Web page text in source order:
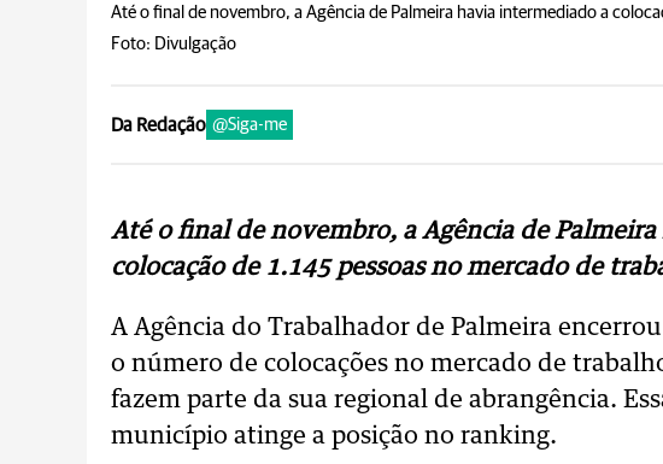
Até o final de novembro, a Agência de Palmeira havia intermediado a
Foto: Divulgação
Da Redação @Siga-me
Até o final de novembro, a Agência de
colocação de 1.145 pessoas no mercado de
A Agência do Trabalhador de Palmeira
o número de colocações no mercado de
fazem parte da sua regional de abrangência.
município atinge a posição no ranking.